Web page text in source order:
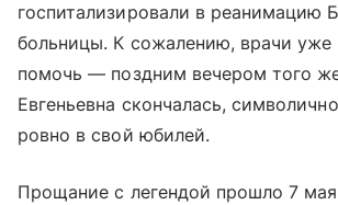
госпитализировали в реанимацию
больницы. К сожалению, врачи уже
помочь — поздним вечером того
Евгеньевна скончалась,
ровно в свой юбилей.
Прощание с легендой прошло 7